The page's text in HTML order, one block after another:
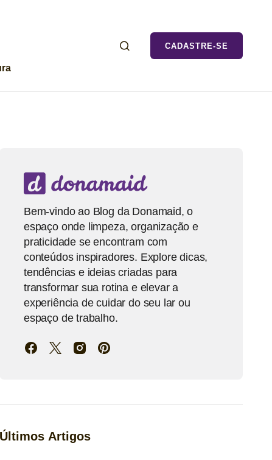
CADASTRE-SE
Bem-vindo ao Blog da Donamaid, o
espaço onde limpeza, organização e
praticidade se encontram com
conteúdos inspiradores. Explore dicas,
tendências e ideias criadas para
transformar sua rotina e elevar a
experiência de cuidar do seu lar ou
espaço de trabalho.
Últimos Artigos